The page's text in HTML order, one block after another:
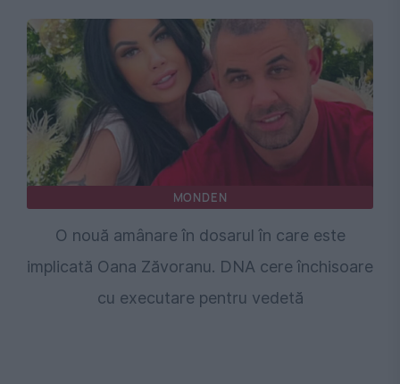
MONDEN
O nouă amânare în dosarul în care este
implicată Oana Zăvoranu. DNA cere închisoare
cu executare pentru vedetă